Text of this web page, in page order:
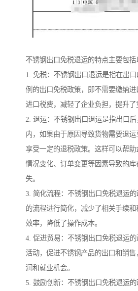
不锈钢出口免税退运的特点主要包括
1. 免税：不锈钢出口退运是指在出
例的出口免税政策，即不需要缴纳
进口税费，减轻了企业负担，提升了
2. 退运：不锈钢出口退运是指出口
内，如果由于原因导致货物需要退
享受一定的退税政策。这样可以帮
情况变化、订单变更等因素导致的库
失。
3. 简化流程：不锈钢出口免税退运
的流程进行简化，减少了相关手续和
效率，降低了操作成本。
4. 促进贸易：不锈钢出口免税退运
活动，促进不锈钢产品的出口和销售
润和就业机会。
5. 鼓励创新：不锈钢出口免税退运